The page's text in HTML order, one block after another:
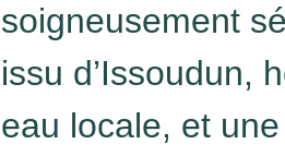
soigneusement
issu d’Issoudun,
eau locale, et